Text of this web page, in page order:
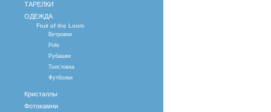
ТАРЕЛКИ
ОДЕЖДА
Fruit of the Loom
Ветровки
Polo
Рубашки
Толстовка
Футболки
Кристаллы
Фотокамни